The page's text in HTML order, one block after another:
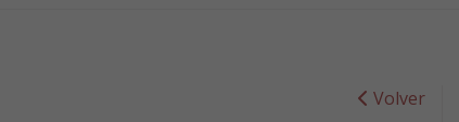
Volver